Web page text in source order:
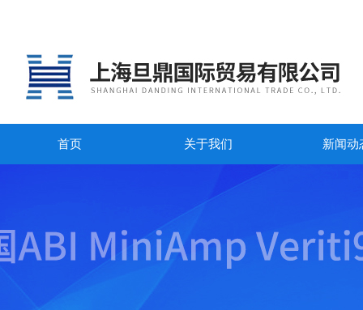
首页 关于我们 新闻动